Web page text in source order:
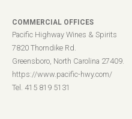
COMMERCIAL OFFICES
Pacific Highway Wines & Spirits
7820 Thorndike Rd.
Greensboro, North Carolina 27409.
https://www.pacific-hwy.com/
Tel. 415 819 5131